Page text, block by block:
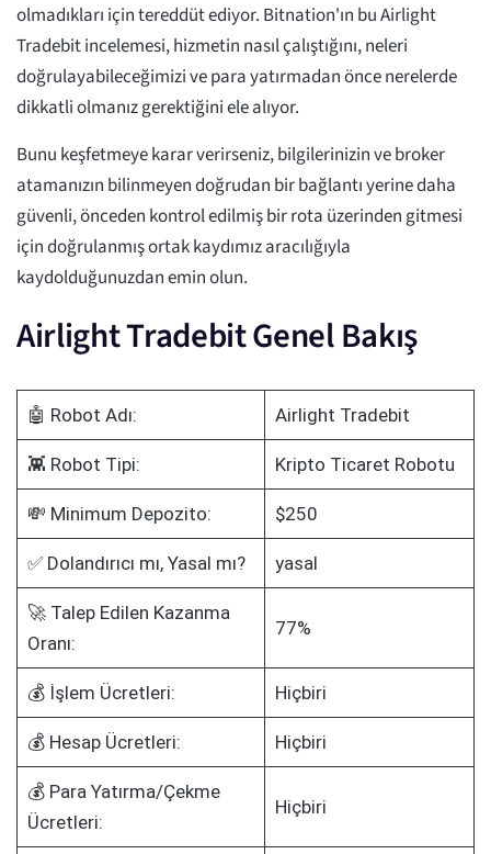
olmadıkları için tereddüt ediyor. Bitnation'ın bu Airlight
Tradebit incelemesi, hizmetin nasıl çalıştığını, neleri
doğrulayabileceğimizi ve para yatırmadan önce nerelerde
dikkatli olmanız gerektiğini ele alıyor.
Bunu keşfetmeye karar verirseniz, bilgilerinizin ve broker
atamanızın bilinmeyen doğrudan bir bağlantı yerine daha
güvenli, önceden kontrol edilmiş bir rota üzerinden gitmesi
için doğrulanmış ortak kaydımız aracılığıyla
kaydolduğunuzdan emin olun.
Airlight Tradebit Genel Bakış
🤖 Robot Adı: Airlight Tradebit
👾 Robot Tipi: Kripto Ticaret Robotu
💸 Minimum Depozito: $250
✅ Dolandırıcı mı, Yasal mı? yasal
🚀 Talep Edilen Kazanma
Oranı:
77%
💰 İşlem Ücretleri: Hiçbiri
💰 Hesap Ücretleri: Hiçbiri
💰 Para Yatırma/Çekme
Ücretleri:
Hiçbiri